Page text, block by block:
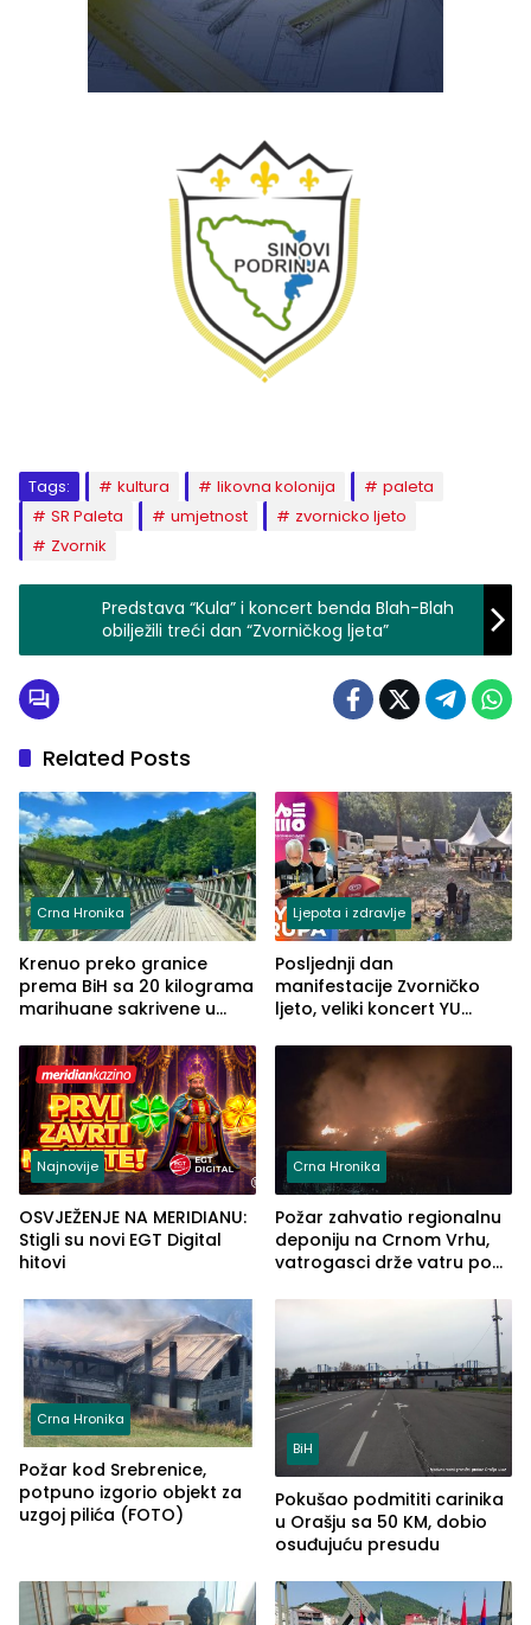
Tags: kultura likovna kolonija
paleta
SR Paleta
umjetnost
zvornicko ljeto
Zvornik
Predstava “Kula” i koncert benda Blah-Blah
obilježili treći dan “Zvorničkog ljeta”
Related Posts
Crna Hronika
Krenuo preko granice
prema BiH sa 20 kilograma
marihuane sakrivene u
Ljepota i zdravlje
Posljednji dan
manifestacije Zvorničko
ljeto, veliki koncert YU
ove godine
Najnovije
OSVJEŽENJE NA MERIDIANU:
Stigli su novi EGT Digital
hitovi
Crna Hronika
Požar zahvatio regionalnu
deponiju na Crnom Vrhu,
vatrogasci drže vatru pod
Crna Hronika
Požar kod Srebrenice,
potpuno izgorio objekt za
uzgoj pilića (FOTO)
BiH
Pokušao podmititi carinika
u Orašju sa 50 KM, dobio
osuđujuću presudu